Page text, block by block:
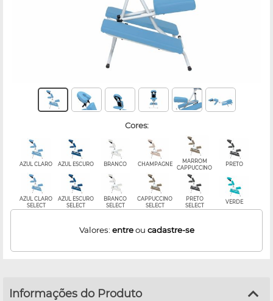
cores:
AZUL CLARO AZUL ESCURO BRANCO CHAMPAGNE
MARROM
CAPPUCCINO
PRETO
AZUL CLARO
SELECT
AZUL ESCURO
SELECT
BRANCO
SELECT
CAPPUCCINO
SELECT
PRETO
SELECT
VERDE
Valores: entreou cadastre-se
Informações do Produto